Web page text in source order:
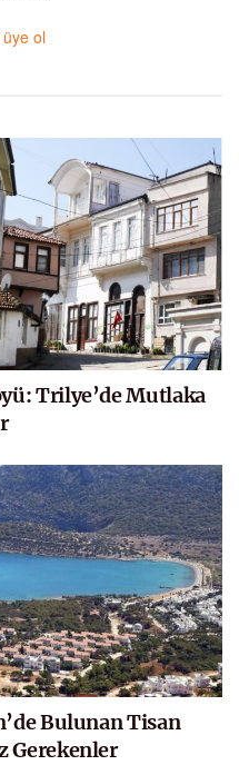
ol
Trilye’de Mutlaka
Bulunan Tisan
Gerekenler